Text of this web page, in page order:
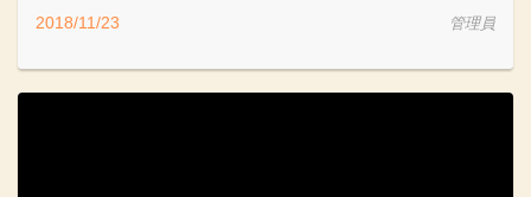
2018/11/23 管理員